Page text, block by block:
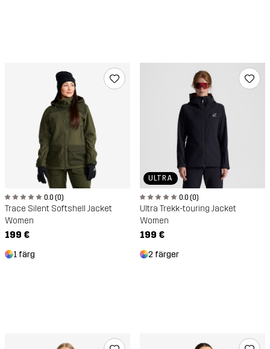
0.0 (0)
Trace Silent Softshell Jacket
Women
199 €
1 färg
ULTRA
0.0 (0)
Ultra Trekk-touring Jacket
Women
199 €
2 färger